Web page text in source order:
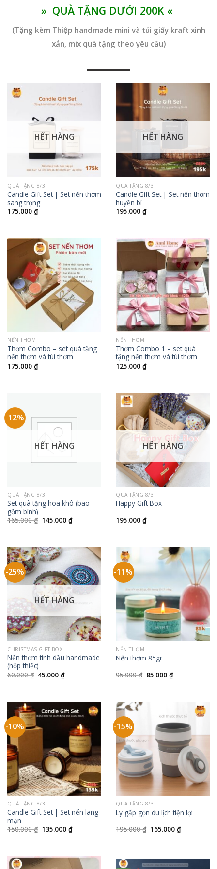
» QUÀ TẶNG DƯỚI 200K «
(Tặng kèm Thiệp handmade mini và túi giấy kraft xinh
xắn, mix quà tặng theo yêu cầu)
HẾT HÀNG
QUÀ TẶNG 8/3
Candle Gift Set | Set nến thơm
sang trọng
175.000 ₫
HẾT HÀNG
QUÀ TẶNG 8/3
Candle Gift Set | Set nến thơm
huyền bí
195.000 ₫
NẾN THƠM
Thơm Combo – set quà tặng
nến thơm và túi thơm
175.000 ₫
NẾN THƠM
Thơm Combo 1 – set quà
tặng nến thơm và túi thơm
125.000 ₫
-12%
HẾT HÀNG
QUÀ TẶNG 8/3
Set quà tặng hoa khô (bao
gồm bình)
165.000₫ Giá
145.000₫Giá
145.000 ₫.
HẾT HÀNG
QUÀ TẶNG 8/3
Happy Gift Box
195.000 ₫
-25%
HẾT HÀNG
CHRISTMAS GIFT BOX
Nến thơm tinh dầu handmade
(hộp thiếc)
60.000₫ Giá
gốc
45.000₫Giá
-11%
NẾN THƠM
Nến thơm 85gr
95.000₫ Giá
gốc
85.000₫Giá
-10%
QUÀ TẶNG 8/3
Candle Gift Set | Set nến lãng
mạn
150.000₫ Giá
135.000₫Giá
135.000 ₫.
-15%
QUÀ TẶNG 8/3
Ly gấp gọn du lịch tiện lợi
195.000₫ Giá
165.000₫Giá